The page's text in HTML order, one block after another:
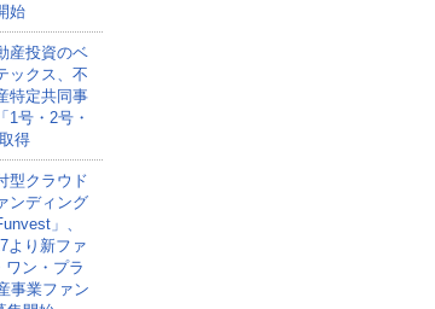
始
産投資のベ
ックス、不
特定共同事
1号・2号・
得
型クラウド
ンディング
」、
より新ファ
ワン・プラ
事業ファン